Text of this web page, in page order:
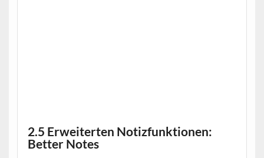
2.5 Erweiterten Notizfunktionen:
Better Notes